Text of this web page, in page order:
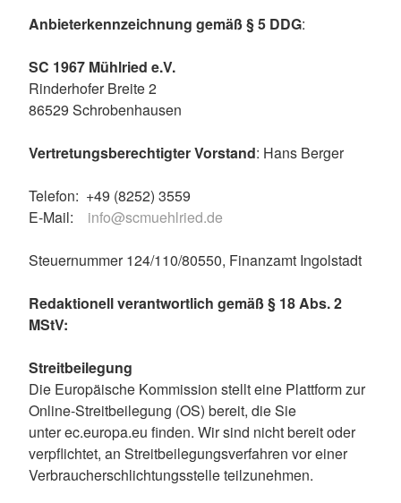
Anbieterkennzeichnung gemäß § 5 DDG:
SC 1967 Mühlried e.V.
Rinderhofer Breite 2
86529 Schrobenhausen
Vertretungsberechtigter Vorstand: Hans Berger
Telefon: +49 (8252) 3559
E-Mail: info@scmuehlried.de
Steuernummer 124/110/80550, Finanzamt Ingolstadt
Redaktionell verantwortlich gemäß § 18 Abs. 2
MStV:
Streitbeilegung
Die Europäische Kommission stellt eine Plattform zur
Online-Streitbeilegung (OS) bereit, die Sie
unterec.europa.eu finden. Wir sind nicht bereit oder
verpflichtet, an Streitbeilegungsverfahren vor einer
Verbraucherschlichtungsstelle teilzunehmen.